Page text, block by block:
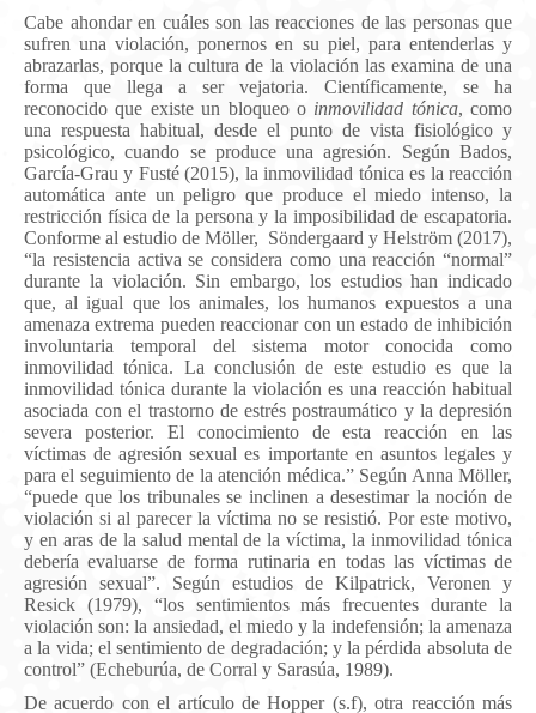
Cabe ahondar en cuáles son las reacciones de las personas que
sufren una violación, ponernos en su piel, para entenderlas y
abrazarlas, porque la cultura de la violación las examina de una
forma que llega a ser vejatoria. Científicamente, se ha
reconocido que existe un bloqueo o inmovilidad tónica, como
una respuesta habitual, desde el punto de vista fisiológico y
psicológico, cuando se produce una agresión. Según Bados,
García-Grau y Fusté (2015), la inmovilidad tónica es la reacción
automática ante un peligro que produce el miedo intenso, la
restricción física de la persona y la imposibilidad de escapatoria.
Conforme al estudio de Möller, Söndergaard y Helström (2017),
“la resistencia activa se considera como una reacción “normal”
durante la violación. Sin embargo, los estudios han indicado
que, al igual que los animales, los humanos expuestos a una
amenaza extrema pueden reaccionar con un estado de inhibición
involuntaria temporal del sistema motor conocida como
inmovilidad tónica. La conclusión de este estudio es que la
inmovilidad tónica durante la violación es una reacción habitual
asociada con el trastorno de estrés postraumático y la depresión
severa posterior.
El conocimiento de esta reacción en las
víctimas de agresión sexual es importante en asuntos legales y
para el seguimiento de la atención médica.” Según Anna Möller,
“puede que los tribunales se inclinen a desestimar la noción de
violación si al parecer la víctima no se resistió. Por este motivo,
y en aras de la salud mental de la víctima, la inmovilidad tónica
debería evaluarse de forma rutinaria en todas las víctimas de
agresión sexual”. Según estudios de Kilpatrick, Veronen y
Resick (1979), “los sentimientos más frecuentes durante la
violación son: la ansiedad, el miedo y la indefensión; la amenaza
a la vida; el sentimiento de degradación; y la pérdida absoluta de
control” (Echeburúa, de Corral y Sarasúa, 1989).
De acuerdo con el artículo de Hopper (s.f), otra reacción más